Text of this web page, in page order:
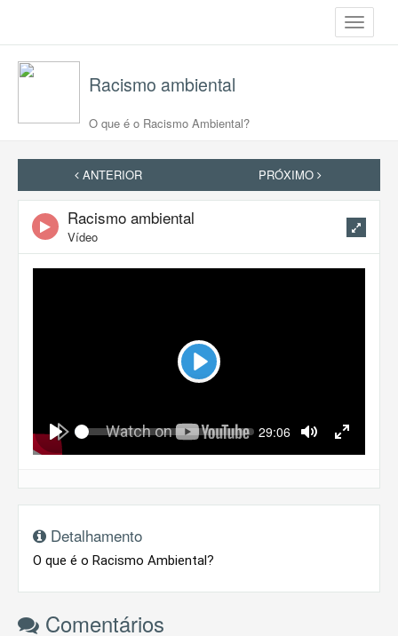
Toggle
Racismo ambiental
O que é o Racismo Ambiental?
ANTERIOR PRÓXIMO
Racismo ambiental
Vídeo
Play
Play
Seek Current
29:06
Mute Fullscreen
Detalhamento
O que é o Racismo Ambiental?
Comentários